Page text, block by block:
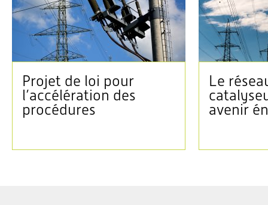
Projet de loi pour
l’accélération des
procédures
Le
avenir